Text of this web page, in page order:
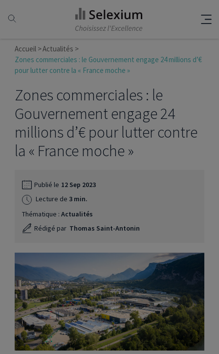
Accueil
Actualités
Zones commerciales : le Gouvernement engage 24 millions d’€
pour lutter contre la « France moche »
Zones commerciales : le
Gouvernement engage 24
millions d’€ pour lutter contre
la « France moche »
Publié le 12 Sep 2023
Lecture de 3 min.
Thématique : Actualités
Rédigé par Thomas Saint-Antonin